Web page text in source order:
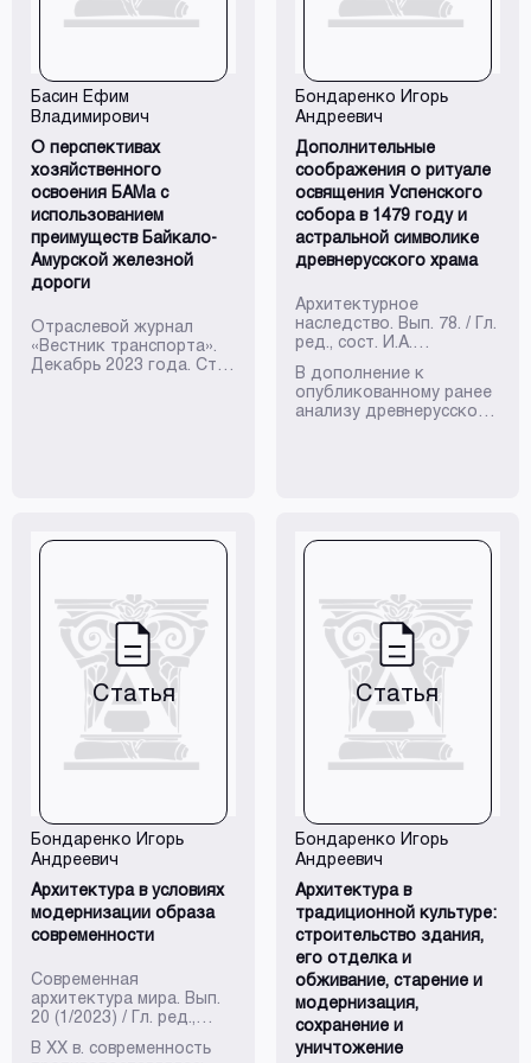
Басин Ефим
Владимирович
О перспективах
хозяйственного
освоения БАМа с
использованием
преимуществ Байкало-
Амурской железной
дороги
Отраслевой журнал
«Вестник транспорта».
Декабрь 2023 года. Стр
Бондаренко Игорь
Андреевич
Дополнительные
соображения о ритуале
освящения Успенского
собора в 1479 году и
астральной символике
древнерусского храма
Архитектурное
наследство. Вып. 78. / Гл.
ред., сост. И.А.
2023. С.5-9.
В дополнение к
опубликованному ранее
анализу древнерусской
движение Солнца, а
неподвижной земли.
Акцентируется внимание
на том астрономическом
факте, что вращаясь по
часовой стрелке вместе
с зодиакальными
созвездиями, светила,
тем не менее,
перемещаются в
плоскости эклиптики в
сторону, что делает их
траектории
спиралевидными...
Статья
Бондаренко Игорь
Андреевич
Архитектура в условиях
модернизации образа
современности
Современная
архитектура мира. Вып.
20 (1/2023) / Гл. ред.,
М.; СПб.: Нестор-
В ХХ в. современность
Статья
Бондаренко Игорь
Андреевич
Архитектура в
традиционной культуре:
строительство здания,
его отделка и
обживание, старение и
модернизация,
сохранение и
уничтожение